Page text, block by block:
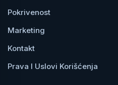
Pokrivenost
Marketing
Kontakt
Prava I Uslovi Korišćenja